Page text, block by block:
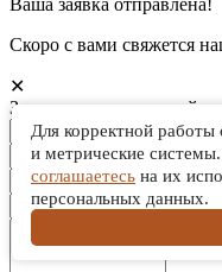
Для корректной
и метрические
соглашаетесь на их
персональных данных.
Ваша заявка отправлена!
Скоро с вами свяжется
✕
Запись на технический